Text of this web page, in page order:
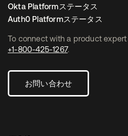
To connect with a product expert
+1-800-425-1267.
お問い合わせ
Okta Platformステータス
Auth0 Platformステータス